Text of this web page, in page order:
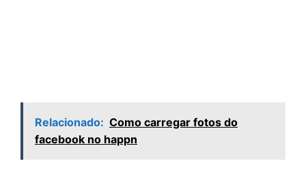
Relacionado: Como carregar fotos do
facebook no happn